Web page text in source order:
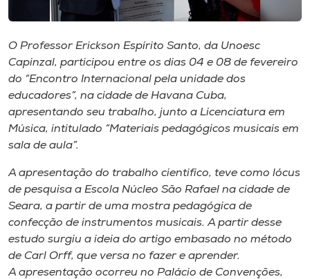
Unoesc
Selecione
O Professor Erickson Espírito Santo, da Unoesc
Capinzal, participou entre os dias 04 e 08 de fevereiro
do “Encontro Internacional pela unidade dos
educadores”, na cidade de Havana Cuba,
apresentando seu trabalho, junto a Licenciatura em
Música, intitulado “Materiais pedagógicos musicais em
sala de aula”.
A apresentação do trabalho cientifico, teve como lócus
de pesquisa a Escola Núcleo São Rafael na cidade de
Seara, a partir de uma mostra pedagógica de
confecção de instrumentos musicais. A partir desse
estudo surgiu a ideia do artigo embasado no método
de Carl Orff, que versa no fazer e aprender.
A apresentação ocorreu no Palácio de Convenções,